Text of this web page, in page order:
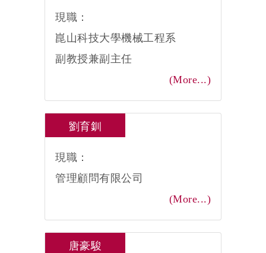
現職：
崑山科技大學機械工程系
副教授兼副主任
(More...)
劉育釧
現職：
管理顧問有限公司
(More...)
唐豪駿